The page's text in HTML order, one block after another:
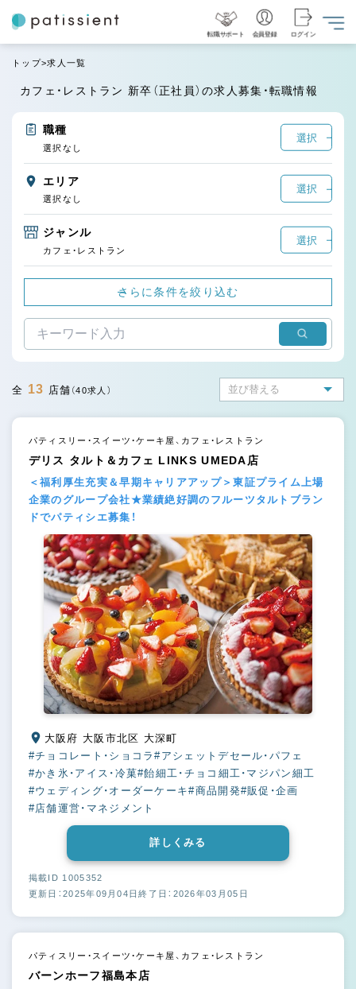
転職サポート 会員登録 ログイン
トップ 求人一覧
カフェ・レストラン 新卒（正社員）の求人募集・転職情報
職種
選択
選択なし
エリア
選択
選択なし
ジャンル
選択
カフェ・レストラン
さらに条件を絞り込む
全 13 店舗 （40求人）
パティスリー・スイーツ・ケーキ屋、カフェ・レストラン
デリス タルト＆カフェ LINKS UMEDA店
＜福利厚生充実＆早期キャリアアップ＞東証プライム上場
企業のグループ会社★業績絶好調のフルーツタルトブラン
ドでパティシエ募集！
大阪府 大阪市北区 大深町
#チョコレート・ショコラ#アシェットデセール・パフェ
#かき氷・アイス・冷菓#飴細工・チョコ細工・マジパン細工
#ウェディング・オーダーケーキ#商品開発#販促・企画
#店舗運営・マネジメント
詳しくみる
掲載ID 1005352
更新日：2025年09月04日終了日：2026年03月05日
パティスリー・スイーツ・ケーキ屋、カフェ・レストラン
バーンホーフ福島本店